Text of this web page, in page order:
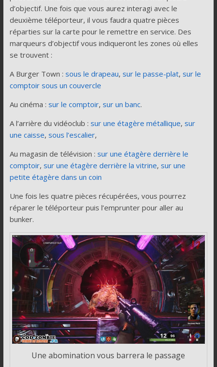
d’objectif. Une fois que vous aurez interagi avec le
deuxième téléporteur, il vous faudra quatre pièces
réparties sur la carte pour le remettre en service. Des
marqueurs d’objectif vous indiqueront les zones où elles
se trouvent :
A Burger Town : sous le drapeau, sur le passe-plat, sur le
comptoir sous un couvercle
Au cinéma : sur le comptoir, sur un banc.
A l’arrière du vidéoclub : sur une étagère métallique, sur
une caisse, sous l’escalier,
Au magasin de télévision : sur une étagère derrière le
comptoir, sur une étagère derrière la vitrine, sur une
petite étagère dans un coin
Une fois les quatre pièces récupérées, vous pourrez
réparer le téléporteur puis l’emprunter pour aller au
bunker.
Une abomination vous barrera le passage